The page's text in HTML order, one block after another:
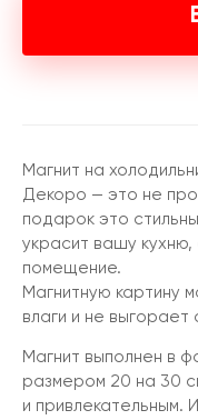
Магнит на
Декоро — это не
подарок это
украсит вашу
помещение.
Магнитную картину
влаги и не выгорает
Магнит выполнен в
размером 20 на 30
и привлекательным.